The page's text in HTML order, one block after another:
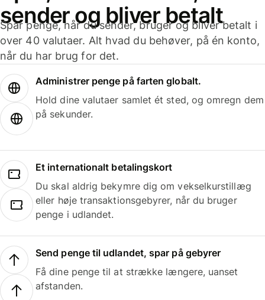
sender og bliver betalt
Spar penge, når du sender, bruger og bliver betalt i
over 40 valutaer. Alt hvad du behøver, på én konto,
når du har brug for det.
Administrer penge på farten globalt.
Hold dine valutaer samlet ét sted, og omregn dem
på sekunder.
Et internationalt betalingskort
Du skal aldrig bekymre dig om vekselkurstillæg
eller høje transaktionsgebyrer, når du bruger
penge i udlandet.
Send penge til udlandet, spar på gebyrer
Få dine penge til at strække længere, uanset
afstanden.